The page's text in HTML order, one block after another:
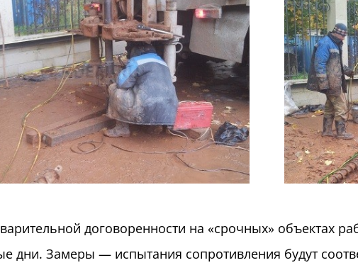
договоренности на «срочных» объектах
дни. Замеры — испытания сопротивления будут